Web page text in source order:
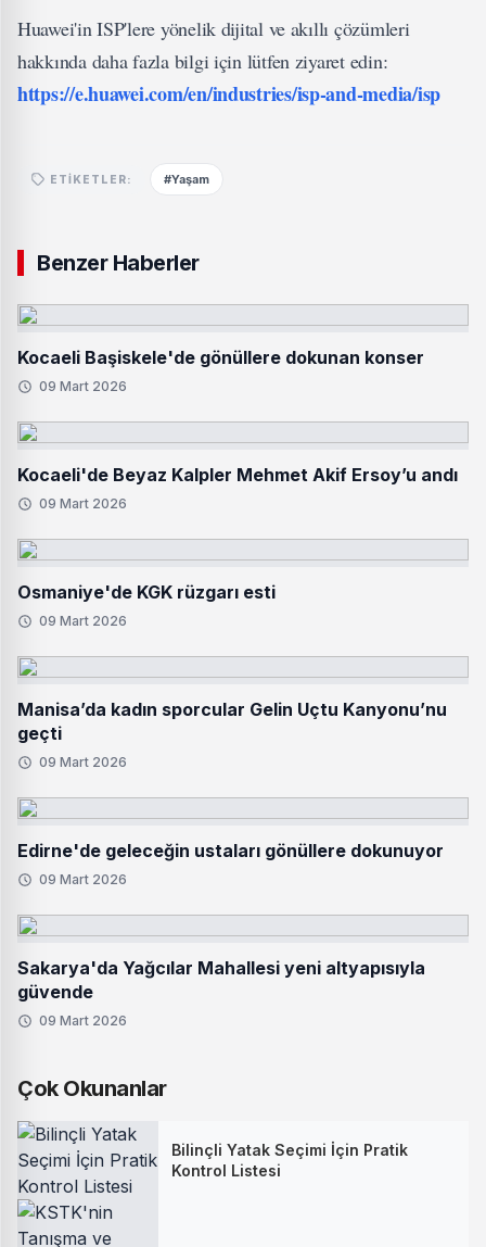
Huawei'in ISP'lere yönelik dijital ve akıllı çözümleri
hakkında daha fazla bilgi için lütfen ziyaret edin:
https://e.huawei.com/en/industries/isp-and-media/isp
ETIKETLER: #Yaşam
Benzer Haberler
Kocaeli Başiskele'de gönüllere dokunan konser
09 Mart 2026
Kocaeli'de Beyaz Kalpler Mehmet Akif Ersoy’u andı
09 Mart 2026
Osmaniye'de KGK rüzgarı esti
09 Mart 2026
Manisa’da kadın sporcular Gelin Uçtu Kanyonu’nu
geçti
09 Mart 2026
Edirne'de geleceğin ustaları gönüllere dokunuyor
09 Mart 2026
Sakarya'da Yağcılar Mahallesi yeni altyapısıyla
güvende
09 Mart 2026
Çok Okunanlar
Bilinçli Yatak Seçimi İçin Pratik
Kontrol Listesi